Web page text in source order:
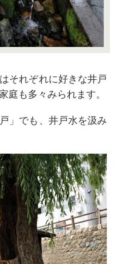
それぞれに好きな井戸
庭も多々みられます。
」でも、井戸水を汲み